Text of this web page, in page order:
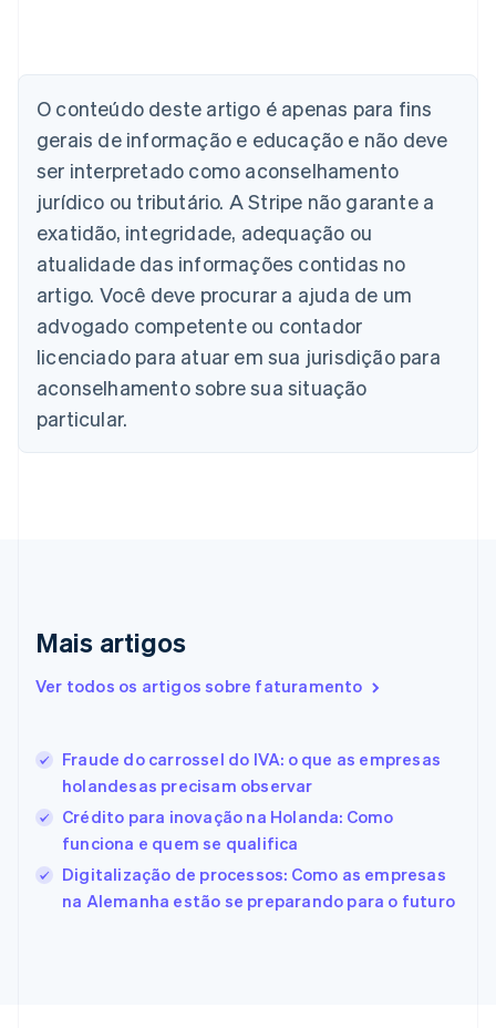
O conteúdo deste artigo é apenas para fins
gerais de informação e educação e não deve
ser interpretado como aconselhamento
jurídico ou tributário. A Stripe não garante a
exatidão, integridade, adequação ou
atualidade das informações contidas no
artigo. Você deve procurar a ajuda de um
advogado competente ou contador
licenciado para atuar em sua jurisdição para
aconselhamento sobre sua situação
particular.
Mais artigos
Ver todos os artigos sobre faturamento
Fraude do carrossel do IVA: o que as empresas
holandesas precisam observar
Crédito para inovação na Holanda: Como
funciona e quem se qualifica
Digitalização de processos: Como as empresas
na Alemanha estão se preparando para o futuro
Deutsch English
Austrália
Áustria
DeutschEnglish
Bélgica
Nederlands FrançaisDeutschEnglish
Brasil
Português English
Bulgária
English
Canadá
China continental
简体中文English
Eslováquia
English
EnglishItaliano
Estados Unidos
EnglishEspañol 简体中文
Estônia
English
Finlândia
EnglishSvenska
França